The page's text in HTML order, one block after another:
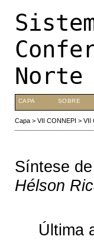
Norte
CAPA SOBRE
Capa> VII CONNEPI > VII
Síntese
Hélson
Última